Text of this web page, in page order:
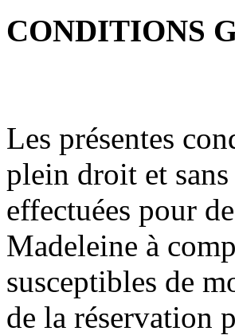
CONDITIONS
Les présentes
plein droit et
effectuées pour
Madeleine à
susceptibles de
de la réservation